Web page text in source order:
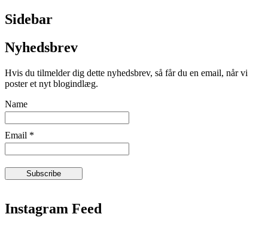
Sidebar
Nyhedsbrev
Hvis du tilmelder dig dette nyhedsbrev, så får du en email, når vi
poster et nyt blogindlæg.
Name
Email *
Instagram Feed